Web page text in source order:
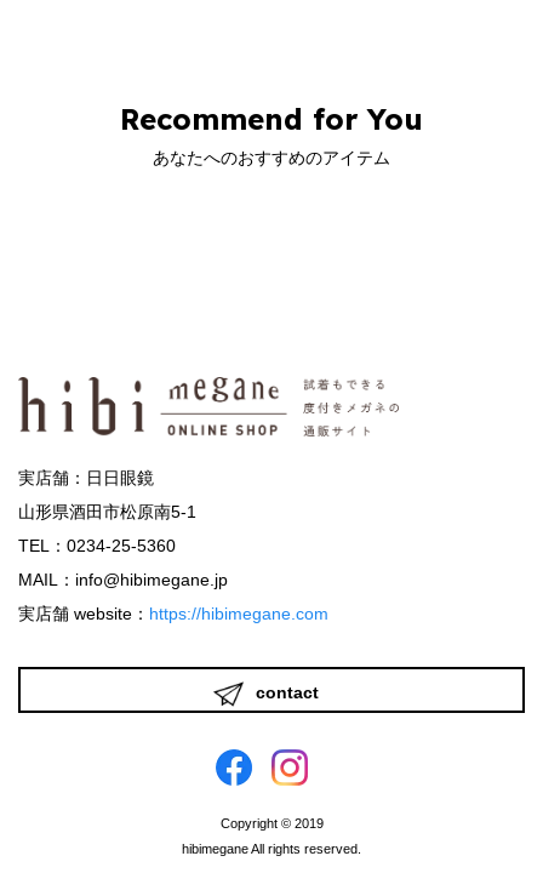
Recommend for You
あなたへのおすすめのアイテム
実店舗：日日眼鏡
山形県酒田市松原南5-1
TEL：0234-25-5360
MAIL：info@hibimegane.jp
実店舗 website： https://hibimegane.com
contact
Copyright © 2019
hibimegane All rights reserved.